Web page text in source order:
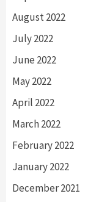
August 2022
July 2022
June 2022
May 2022
April 2022
March 2022
February 2022
January 2022
December 2021